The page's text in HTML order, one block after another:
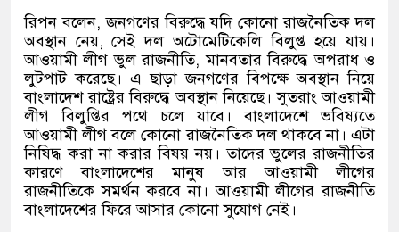
রিপন বলেন, জনগণের বিরুদ্ধে যদি কোনো রাজনৈতিক দল
অবস্থান নেয়, সেই দল অটোমেটিকেলি বিলুপ্ত হয়ে যায়।
আওয়ামী লীগ ভুল রাজনীতি, মানবতার বিরুদ্ধে অপরাধ ও
লুটপাট করেছে। এ ছাড়া জনগণের বিপক্ষে অবস্থান নিয়ে
বাংলাদেশ রাষ্ট্রের বিরুদ্ধে অবস্থান নিয়েছে। সুতরাং আওয়ামী
লীগ বিলুপ্তির পথে চলে যাবে। বাংলাদেশে ভবিষ্যতে
আওয়ামী লীগ বলে কোনো রাজনৈতিক দল থাকবে না। এটা
নিষিদ্ধ করা না করার বিষয় নয়। তাদের ভুলের রাজনীতির
কারণে বাংলাদেশের মানুষ আর আওয়ামী লীগের
রাজনীতিকে সমর্থন করবে না। আওয়ামী লীগের রাজনীতি
বাংলাদেশের ফিরে আসার কোনো সুযোগ নেই।